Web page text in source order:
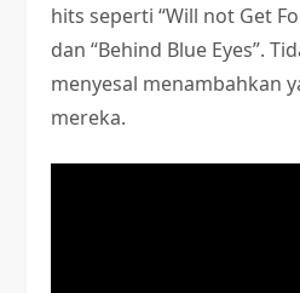
hits seperti “Will not Get
dan “Behind Blue Eyes”.
menyesal menambahkan
mereka.